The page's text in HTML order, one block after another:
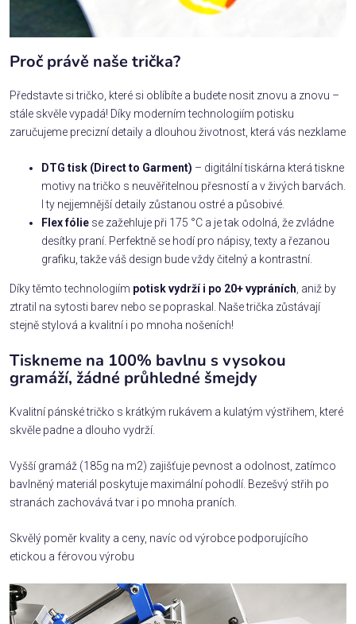
Proč právě naše trička?
Představte si tričko, které si oblíbíte a budete nosit znovu a znovu –
stále skvěle vypadá! Díky moderním technologiím potisku
zaručujeme precizní detaily a dlouhou životnost, která vás nezklame
DTG tisk (Direct to Garment) – digitální tiskárna která tiskne
motivy na tričko s neuvěřitelnou přesností a v živých barvách.
I ty nejjemnější detaily zůstanou ostré a působivé.
Flex fólie se zažehluje při 175 °C a je tak odolná, že zvládne
desítky praní. Perfektně se hodí pro nápisy, texty a řezanou
grafiku, takže váš design bude vždy čitelný a kontrastní.
Díky těmto technologiím potisk vydrží i po 20+ vypráních , aniž by
ztratil na sytosti barev nebo se popraskal. Naše trička zůstávají
stejně stylová a kvalitní i po mnoha nošeních!
Tiskneme na 100% bavlnu s vysokou
gramáží, žádné průhledné šmejdy
Kvalitní pánské tričko s krátkým rukávem a kulatým výstřihem, které
skvěle padne a dlouho vydrží.
Vyšší gramáž (185g na m2) zajišťuje pevnost a odolnost, zatímco
bavlněný materiál poskytuje maximální pohodlí. Bezešvý střih po
stranách zachovává tvar i po mnoha praních.
Skvělý poměr kvality a ceny, navíc od výrobce podporujícího
etickou a férovou výrobu